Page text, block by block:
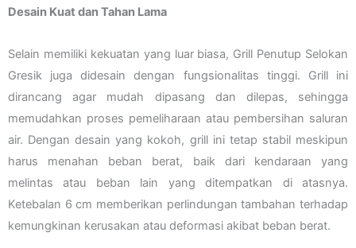
Desain Kuat dan Tahan Lama
Selain memiliki kekuatan yang luar biasa, Grill Penutup Selokan
Gresik juga didesain dengan fungsionalitas tinggi. Grill ini
dirancang agar mudah dipasang dan dilepas, sehingga
memudahkan proses pemeliharaan atau pembersihan saluran
air. Dengan desain yang kokoh, grill ini tetap stabil meskipun
harus menahan beban berat, baik dari kendaraan yang
melintas atau beban lain yang ditempatkan di atasnya.
Ketebalan 6 cm memberikan perlindungan tambahan terhadap
kemungkinan kerusakan atau deformasi akibat beban berat.